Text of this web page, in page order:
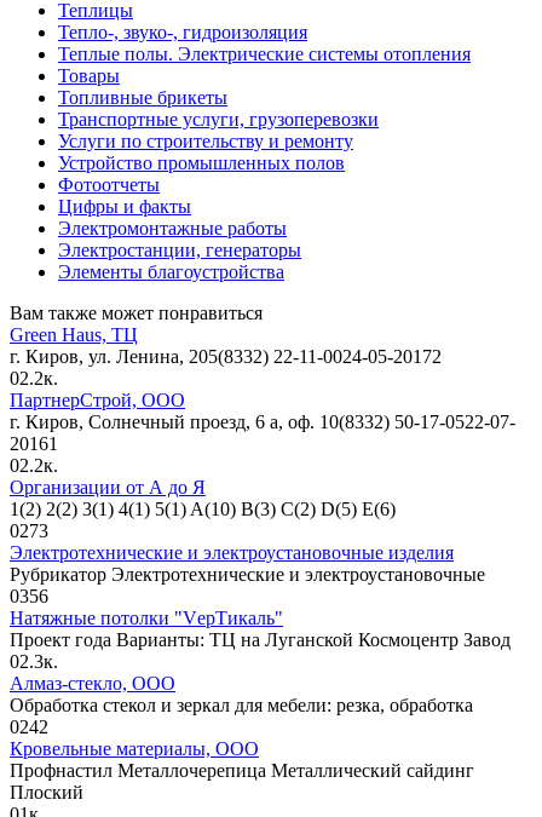
Теплицы
Тепло-, звуко-, гидроизоляция
Теплые полы. Электрические системы отопления
Товары
Топливные брикеты
Транспортные услуги, грузоперевозки
Услуги по строительству и ремонту
Устройство промышленных полов
Фотоотчеты
Цифры и факты
Электромонтажные работы
Электростанции, генераторы
Элементы благоустройства
Вам также может понравиться
Green Haus, ТЦ
г. Киров, ул. Ленина, 205(8332) 22-11-0024-05-20172
02.2к.
ПартнерСтрой, ООО
г. Киров, Солнечный проезд, 6 а, оф. 10(8332) 50-17-0522-07-
20161
02.2к.
Организации от А до Я
1(2) 2(2) 3(1) 4(1) 5(1) A(10) B(3) C(2) D(5) E(6)
0273
Электротехнические и электроустановочные изделия
Рубрикатор Электротехнические и электроустановочные
0356
Натяжные потолки "VерТикаль"
Проект года Варианты: ТЦ на Луганской Космоцентр Завод
02.3к.
Алмаз-стекло, ООО
Обработка стекол и зеркал для мебели: резка, обработка
0242
Кровельные материалы, ООО
Профнастил Металлочерепица Металлический сайдинг
Плоский